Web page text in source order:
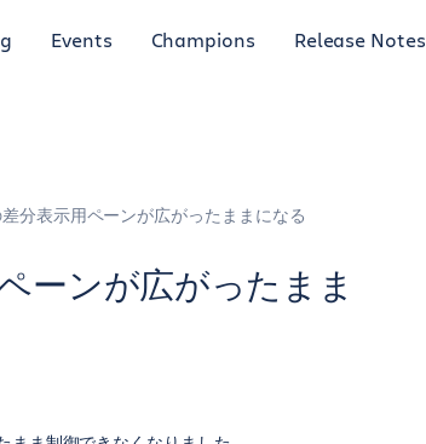
Events Champions Release Notes
分表示用ペーンが広がったままになる
ーンが広がったまま